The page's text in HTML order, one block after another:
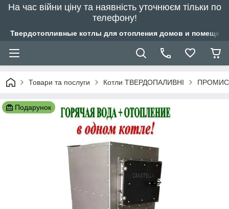
На час війни ціну та наявність уточнюєм тільки по
телефону!
Твердотопливные котлы для отопления домов и
Товари та послуги Котли ТВЕРДОПАЛИВНІ
Подарунок